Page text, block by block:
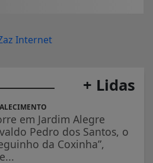
+ Lidas
em Jardim Alegre
Pedro dos Santos, o
da Coxinha”,